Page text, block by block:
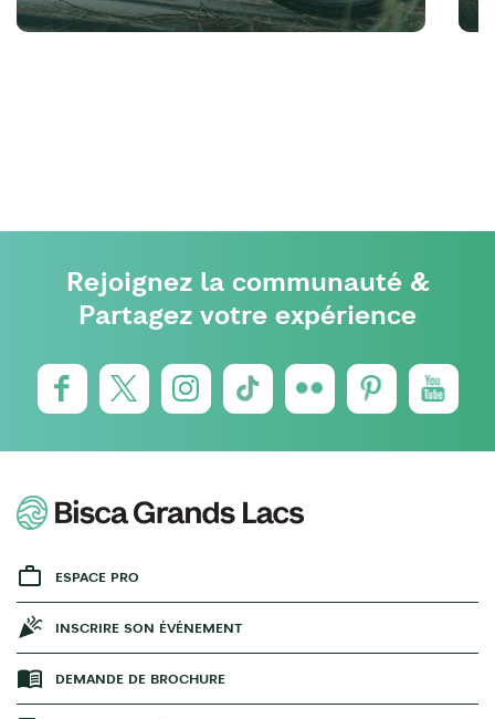
Rejoignez la communauté &
Partagez votre expérience
ESPACE PRO
INSCRIRE SON ÉVÉNEMENT
DEMANDE DE BROCHURE